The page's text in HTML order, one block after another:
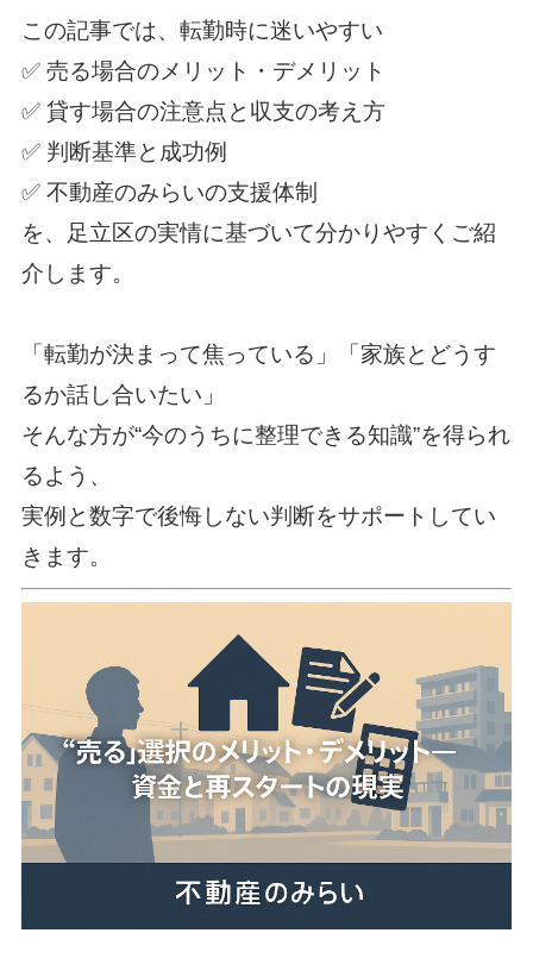
この記事では、転勤時に迷いやすい
✅ 売る場合のメリット・デメリット
✅ 貸す場合の注意点と収支の考え方
✅ 判断基準と成功例
✅ 不動産のみらいの支援体制
を、足立区の実情に基づいて分かりやすくご紹
介します。
「転勤が決まって焦っている」「家族とどうす
るか話し合いたい」
そんな方が“今のうちに整理できる知識”を得られ
るよう、
実例と数字で後悔しない判断をサポートしてい
きます。